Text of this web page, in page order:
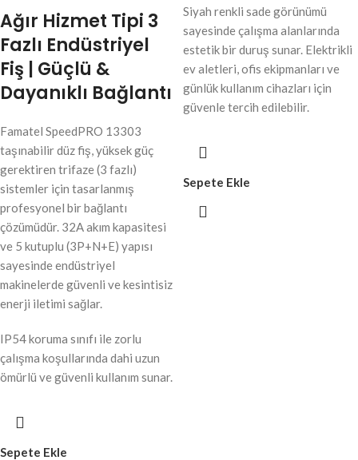
Ağır Hizmet Tipi 3
Fazlı Endüstriyel
Fiş | Güçlü &
Dayanıklı Bağlantı
Famatel SpeedPRO 13303
taşınabilir düz fiş, yüksek güç
gerektiren trifaze (3 fazlı)
sistemler için tasarlanmış
profesyonel bir bağlantı
çözümüdür. 32A akım kapasitesi
ve 5 kutuplu (3P+N+E) yapısı
sayesinde endüstriyel
makinelerde güvenli ve kesintisiz
enerji iletimi sağlar.
IP54 koruma sınıfı ile zorlu
çalışma koşullarında dahi uzun
ömürlü ve güvenli kullanım sunar.
Sepete Ekle
Siyah renkli sade görünümü
sayesinde çalışma alanlarında
estetik bir duruş sunar. Elektrikli
ev aletleri, ofis ekipmanları ve
günlük kullanım cihazları için
güvenle tercih edilebilir.
Sepete Ekle